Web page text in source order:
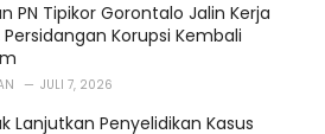
PN Tipikor Gorontalo Jalin Kerja
Korupsi Kembali
JULI 7, 2026
Lanjutkan Penyelidikan Kasus